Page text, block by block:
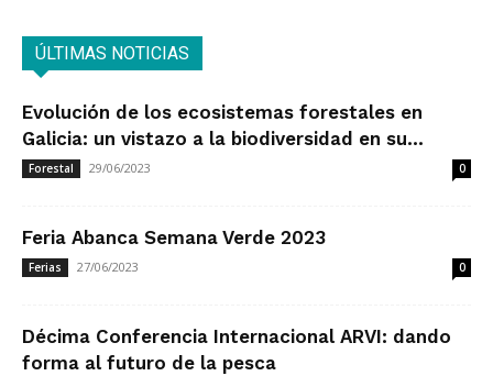
ÚLTIMAS NOTICIAS
Evolución de los ecosistemas forestales en
Galicia: un vistazo a la biodiversidad en su...
Forestal 29/06/2023 0
Feria Abanca Semana Verde 2023
Ferias 27/06/2023 0
Décima Conferencia Internacional ARVI: dando
forma al futuro de la pesca